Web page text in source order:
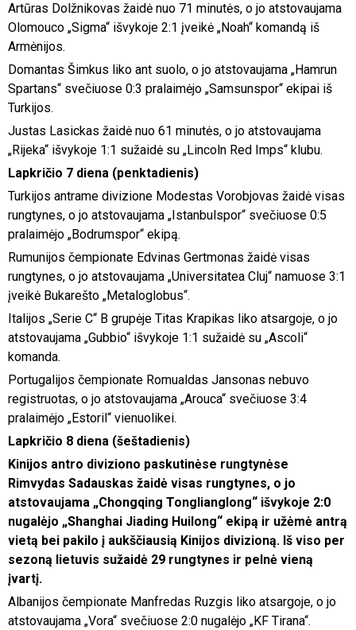
Artūras Dolžnikovas žaidė nuo 71 minutės, o jo atstovaujama
Olomouco „Sigma“ išvykoje 2:1 įveikė „Noah“ komandą iš
Armėnijos.
Domantas Šimkus liko ant suolo, o jo atstovaujama „Hamrun
Spartans“ svečiuose 0:3 pralaimėjo „Samsunspor“ ekipai iš
Turkijos.
Justas Lasickas žaidė nuo 61 minutės, o jo atstovaujama
„Rijeka“ išvykoje 1:1 sužaidė su „Lincoln Red Imps“ klubu.
Lapkričio 7 diena (penktadienis)
Turkijos antrame divizione Modestas Vorobjovas žaidė visas
rungtynes, o jo atstovaujama „Istanbulspor“ svečiuose 0:5
pralaimėjo „Bodrumspor“ ekipą.
Rumunijos čempionate Edvinas Gertmonas žaidė visas
rungtynes, o jo atstovaujama „Universitatea Cluj“ namuose 3:1
įveikė Bukarešto „Metaloglobus“.
Italijos „Serie C“ B grupėje Titas Krapikas liko atsargoje, o jo
atstovaujama „Gubbio“ išvykoje 1:1 sužaidė su „Ascoli“
komanda.
Portugalijos čempionate Romualdas Jansonas nebuvo
registruotas, o jo atstovaujama „Arouca“ svečiuose 3:4
pralaimėjo „Estoril“ vienuolikei.
Lapkričio 8 diena (šeštadienis)
Kinijos antro diviziono paskutinėse rungtynėse
Rimvydas Sadauskas žaidė visas rungtynes, o jo
atstovaujama „Chongqing Tonglianglong“ išvykoje 2:0
nugalėjo „Shanghai Jiading Huilong“ ekipą ir užėmė antrą
vietą bei pakilo į aukščiausią Kinijos divizioną. Iš viso per
sezoną lietuvis sužaidė 29 rungtynes ir pelnė vieną
įvartį.
Albanijos čempionate Manfredas Ruzgis liko atsargoje, o jo
atstovaujama „Vora“ svečiuose 2:0 nugalėjo „KF Tirana“.